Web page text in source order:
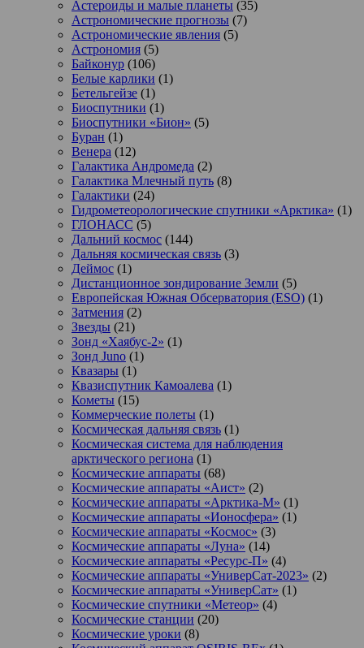
Астероиды и малые планеты (35)
Астрономические прогнозы (7)
Астрономические явления (5)
Астрономия (5)
Байконур (106)
Белые карлики (1)
Бетельгейзе (1)
Биоспутники (1)
Биоспутники «Бион» (5)
Буран (1)
Венера (12)
Галактика Андромеда (2)
Галактика Млечный путь (8)
Галактики (24)
Гидрометеорологические спутники «Арктика» (1)
ГЛОНАСС (5)
Дальний космос (144)
Дальняя космическая связь (3)
Деймос (1)
Дистанционное зондирование Земли (5)
Европейская Южная Обсерватория (ESO) (1)
Затмения (2)
Звезды (21)
Зонд «Хаябус-2» (1)
Зонд Juno (1)
Квазары (1)
Квазиспутник Камоалева (1)
Кометы (15)
Коммерческие полеты (1)
Космическая дальняя связь (1)
Космическая система для наблюдения
арктического региона (1)
Космические аппараты (68)
Космические аппараты «Аист» (2)
Космические аппараты «Арктика-М» (1)
Космические аппараты «Ионосфера» (1)
Космические аппараты «Космос» (3)
Космические аппараты «Луна» (14)
Космические аппараты «Ресурс-П» (4)
Космические аппараты «УниверСат-2023» (2)
Космические аппараты «УниверСат» (1)
Космические спутники «Метеор» (4)
Космические станции (20)
Космические уроки (8)